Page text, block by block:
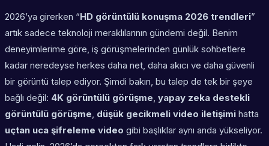
2026’ya girerken “HD görüntülü konuşma 2026 trendleri”
artık sadece teknoloji meraklılarının gündemi değil. Benim
deneyimlerime göre, iş görüşmelerinden günlük sohbetlere
kadar neredeyse herkes daha net, daha akıcı ve daha güvenli
bir görüntü talep ediyor. Şimdi bakın, bu talep de tek bir şeye
bağlı değil: 4K görüntülü görüşme, yapay zeka destekli
görüntülü görüşme, düşük gecikmeli video iletişimi hatta
uçtan uca şifreleme video gibi başlıklar aynı anda yükseliyor.